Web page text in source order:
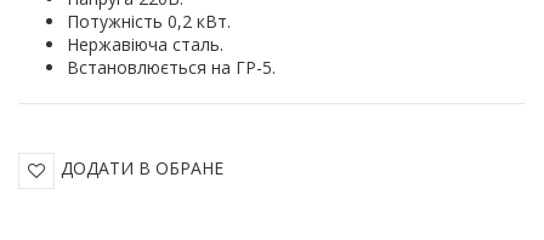
Потужність 0,2 кВт.
Нержавіюча сталь.
Встановлюється на ГР-5.
ДОДАТИ В ОБРАНЕ